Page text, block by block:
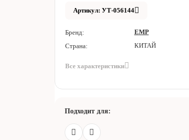
Артикул: УТ-056144
Бренд:
EMP
Страна:
КИТАЙ
Все характеристики
Подходит для: